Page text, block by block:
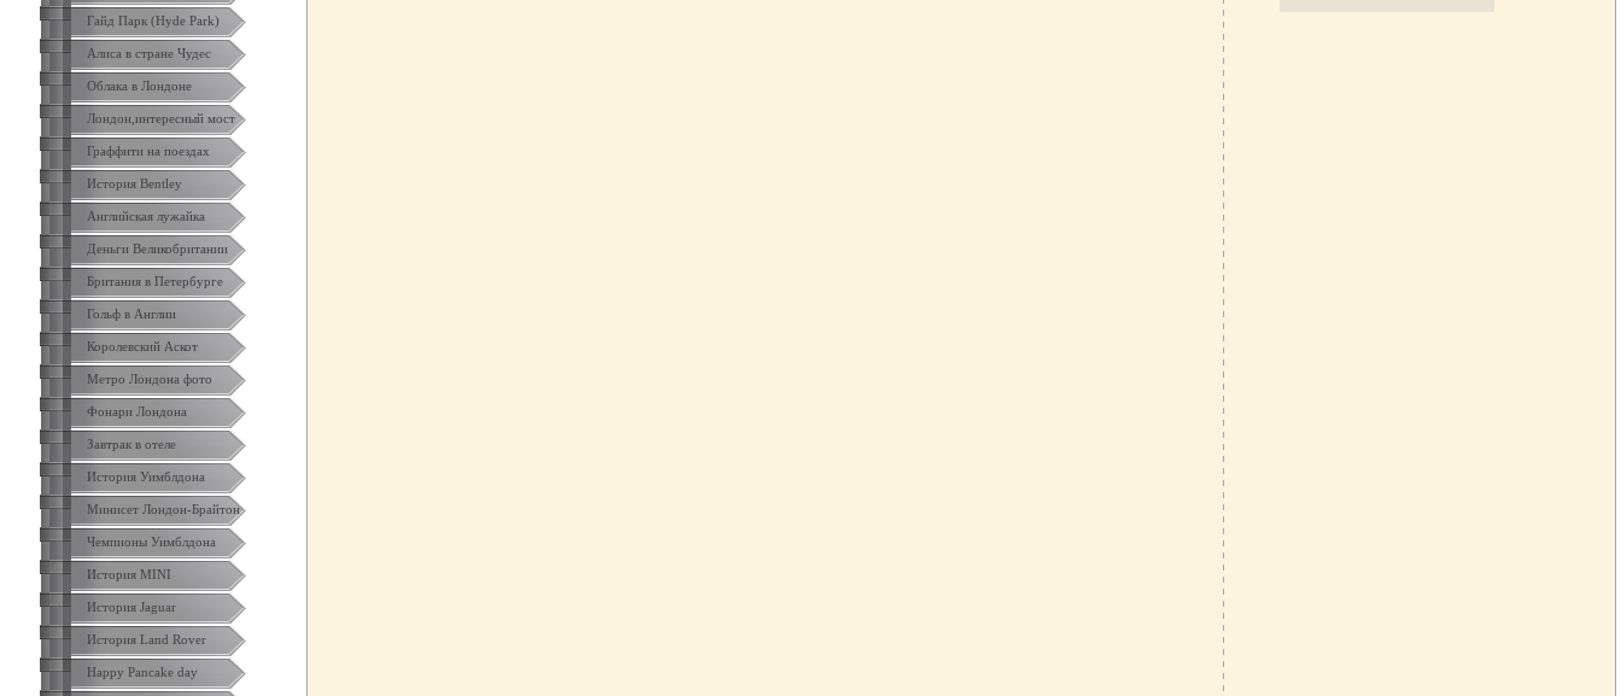
Гайд Парк (Hyde Park)
Алиса в стране Чудес
Облака в Лондоне
Лондон,интересный мост
Граффити на поездах
История Bentley
Английская лужайка
Деньги Великобритании
Британия в Петербурге
Гольф в Англии
Королевский Аскот
Метро Лондона фото
Фонари Лондона
Завтрак в отеле
История Уимблдона
Минисет Лондон-Брайтон
Чемпионы Уимблдона
История MINI
История Jaguar
История Land Rover
Happy Pancake day